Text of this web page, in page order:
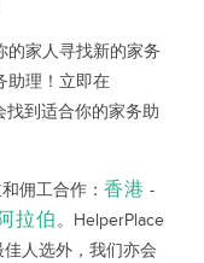
的家人寻找新的家务
助理！立即在
找到适合你的家务助
佣工合作： 香港 -
拉伯。HelperPlace
人选外，我们亦会